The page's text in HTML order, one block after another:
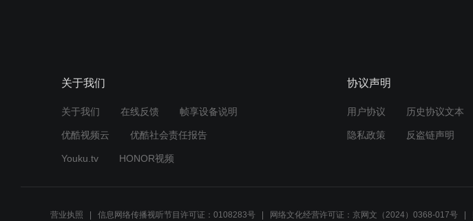
关于我们
关于我们 在线反馈 帧享设备说明
优酷视频云 优酷社会责任报告
Youku.tv HONOR视频
协议声明
用户协议 历史协议文本
隐私政策 反盗链声明
营业执照 信息网络传播视听节目许可证：0108283号 网络文化经营许可证：京网文（2024）0368-017号